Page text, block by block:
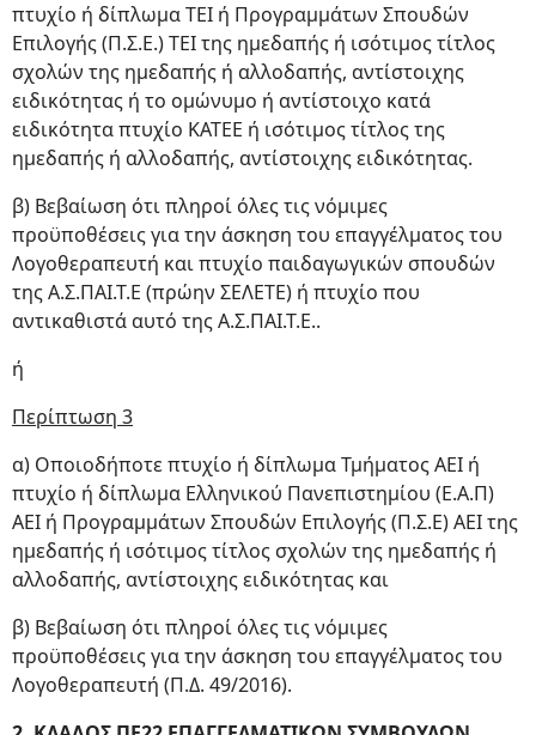
πτυχίο ή δίπλωμα ΤΕΙ ή Προγραμμάτων Σπουδών
Επιλογής (Π.Σ.Ε.) ΤΕΙ της ημεδαπής ή ισότιμος τίτλος
σχολών της ημεδαπής ή αλλοδαπής, αντίστοιχης
ειδικότητας ή το ομώνυμο ή αντίστοιχο κατά
ειδικότητα πτυχίο ΚΑΤΕΕ ή ισότιμος τίτλος της
ημεδαπής ή αλλοδαπής, αντίστοιχης ειδικότητας.
β) Βεβαίωση ότι πληροί όλες τις νόμιμες
προϋποθέσεις για την άσκηση του επαγγέλματος του
Λογοθεραπευτή και πτυχίο παιδαγωγικών σπουδών
της Α.Σ.ΠΑΙ.Τ.Ε (πρώην ΣΕΛΕΤΕ) ή πτυχίο που
αντικαθιστά αυτό της Α.Σ.ΠΑΙ.Τ.Ε..
ή
Περίπτωση 3
α) Οποιοδήποτε πτυχίο ή δίπλωμα Τμήματος ΑΕΙ ή
πτυχίο ή δίπλωμα Ελληνικού Πανεπιστημίου (Ε.Α.Π)
ΑΕΙ ή Προγραμμάτων Σπουδών Επιλογής (Π.Σ.Ε) ΑΕΙ της
ημεδαπής ή ισότιμος τίτλος σχολών της ημεδαπής ή
αλλοδαπής, αντίστοιχης ειδικότητας και
β) Βεβαίωση ότι πληροί όλες τις νόμιμες
προϋποθέσεις για την άσκηση του επαγγέλματος του
Λογοθεραπευτή (Π.Δ. 49/2016).